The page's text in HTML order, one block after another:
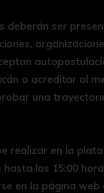
deberán ser
o acreditar al
una
realizar en la
las 15:00
en la página web